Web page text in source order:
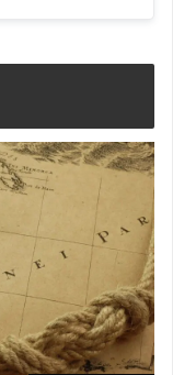
football emblem